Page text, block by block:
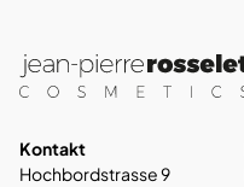
Kontakt
Hochbordstrasse 9